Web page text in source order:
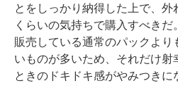
とをしっかり納得した上で、外
くらいの気持ちで購入すべき
販売している通常のパックより
いものが多いため、それだけ射
ときのドキドキ感がやみつきに